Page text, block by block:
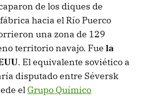
de los diques de
hacia el Río Puerco
una zona de 129
territorio navajo. Fue la
. El equivalente soviético a
disputado entre Séversk
el Grupo Químico